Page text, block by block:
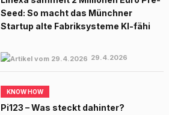
Seed: So macht das Münchner
Startup alte Fabriksysteme KI-fähi
29.4.2026
KNOW HOW
Pi123 – Was steckt dahinter?